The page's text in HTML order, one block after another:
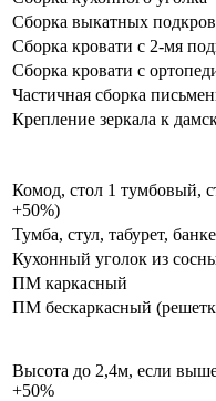
Сборка выкатных
Сборка кровати с 2-мя
Сборка кровати с
Частичная сборка
Крепление зеркала к
Комод, стол 1 тумбовый,
+50%)
Тумба, стул, табурет,
Кухонный уголок из
ПМ каркасный
ПМ бескаркасный
Высота до 2,4м, если
+50%